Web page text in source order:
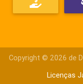
Copyright © 2026 de
Licenças